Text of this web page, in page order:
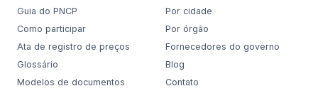
Guia do PNCP
Como participar
Ata de registro de preços
Glossário
Modelos de documentos
Por cidade
Por órgão
Fornecedores do governo
Blog
Contato